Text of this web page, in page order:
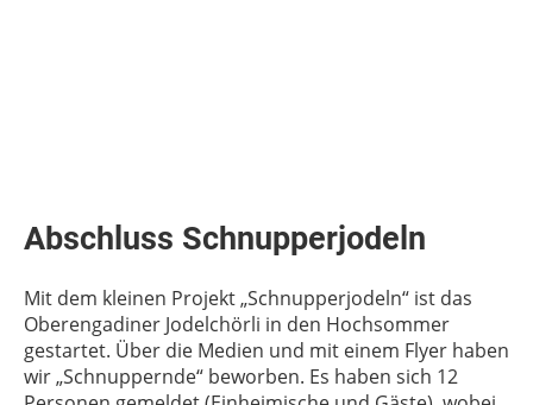
Abschluss Schnupperjodeln
Mit dem kleinen Projekt „Schnupperjodeln“ ist das
Oberengadiner Jodelchörli in den Hochsommer
gestartet. Über die Medien und mit einem Flyer haben
wir „Schnuppernde“ beworben. Es haben sich 12